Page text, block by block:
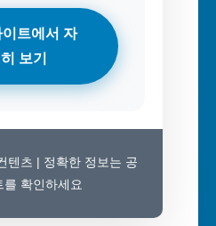
이트에서 자
보기
텐츠 | 정확한 정보는 공
를 확인하세요